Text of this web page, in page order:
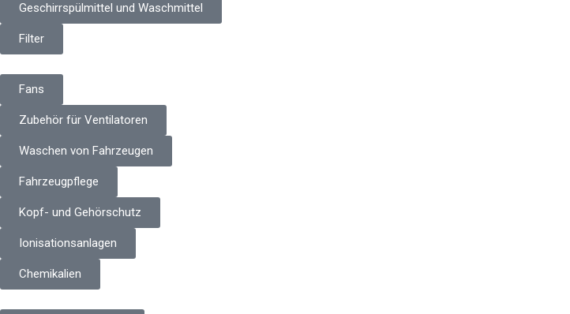
Geschirrspülmittel und Waschmittel
Filter
Fans
Zubehör für Ventilatoren
Waschen von Fahrzeugen
Fahrzeugpflege
Kopf- und Gehörschutz
Ionisationsanlagen
Chemikalien